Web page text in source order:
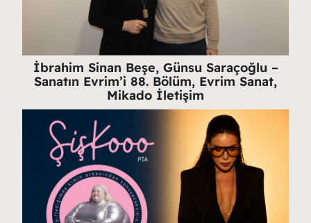
İbrahim Sinan Beşe, Günsu Saraçoğlu –
Sanatın Evrim’i 88. Bölüm, Evrim Sanat,
Mikado İletişim